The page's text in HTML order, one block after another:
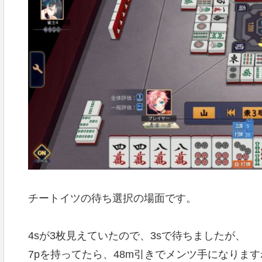
チートイツの待ち選択の場面です。
4sが3枚見えていたので、3sで待ちましたが、
7pを持ってたら、48m引きでメンツ手になりま